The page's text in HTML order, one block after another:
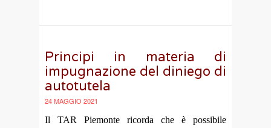
Principi in materia di
impugnazione del diniego di
autotutela
24 MAGGIO 2021
Il TAR Piemonte ricorda che è possibile